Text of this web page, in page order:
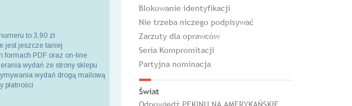
to 3,90 zł
jest jeszcze taniej
formach PDF oraz on-line
wydań ze strony sklepu
wydań drogą mailową
płatności
Blokowanie identyfikacji
Nie trzeba niczego podpisywać
Zarzuty dla oprawców
Seria Kompromitacji
Partyjna nominacja
Świat